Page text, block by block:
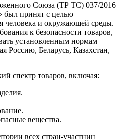
Союза (ТР ТС) 037/2016
был принят с целью
человека и окружающей среды.
к безопасности товаров,
установленным нормам
Россию, Беларусь, Казахстан,
спектр товаров, включая:
вещества.
всех стран-участниц